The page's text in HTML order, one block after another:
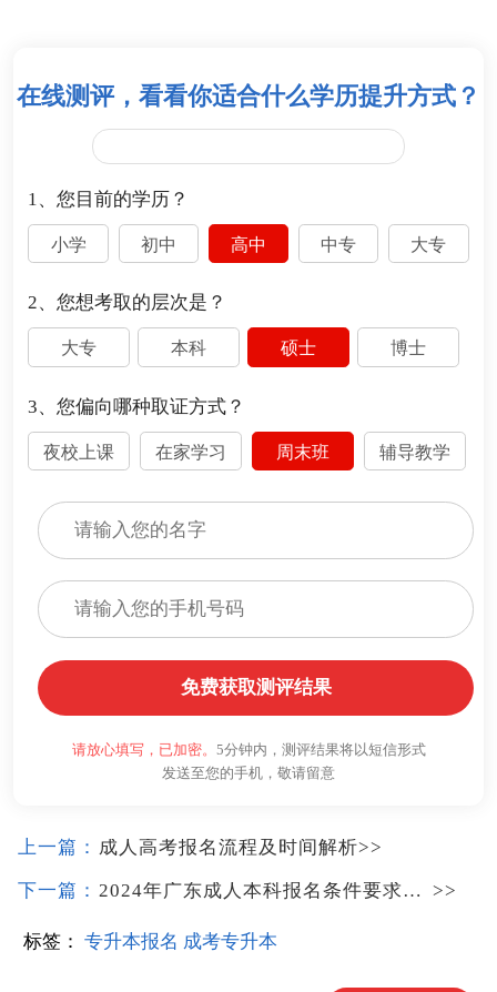
在线测评，看看你适合什么学历提升方式？
1、您目前的学历？
小学 初中 高中 中专 大专
2、您想考取的层次是？
大专 本科 硕士 博士
3、您偏向哪种取证方式？
夜校上课 在家学习 周末班 辅导教学
免费获取测评结果
请放心填写，已加密。 5分钟内，测评结果将以短信形式
发送至您的手机，敬请留意
上一篇： 成人高考报名流程及时间解析>>
下一篇： 2024年广东成人本科报名条件要求是什么 >>
标签：专升本报名 成考专升本